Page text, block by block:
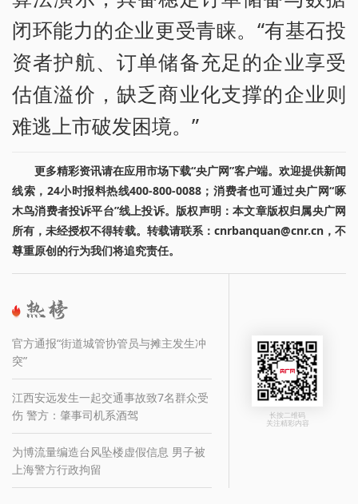
闭环能力的企业更受青睐。“有基石投
资者护航、订单储备充足的企业享受
估值溢价，缺乏商业化支撑的企业则
难逃上市破发困境。”
更多精彩资讯请在应用市场下载“央广网”客户端。欢迎提供新闻
线索，24小时报料热线400-800-0088；消费者也可通过央广网“啄
木鸟消费者投诉平台”线上投诉。版权声明：本文章版权归属央广网
所有，未经授权不得转载。转载请联系：cnrbanquan@cnr.cn，不
尊重原创的行为我们将追究责任。
官方通报“街道城管协管员与摊主发生冲
突”
江西安远发生一起交通事故致7名群众受
伤 警方：肇事司机系酒驾
为博流量编造台风坠楼虚假信息 男子被
上海警方行政拘留
长按二维码
关注精彩内容